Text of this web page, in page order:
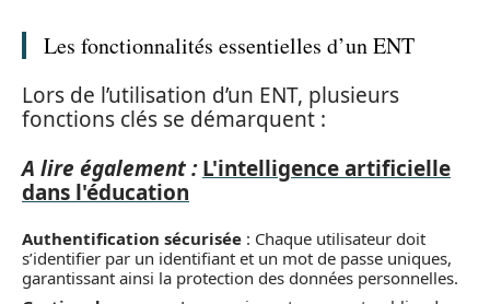
Les fonctionnalités essentielles d’un ENT
Lors de l’utilisation d’un ENT, plusieurs
fonctions clés se démarquent :
A lire également : L'intelligence artificielle
dans l'éducation
Authentification sécurisée : Chaque utilisateur doit
s’identifier par un identifiant et un mot de passe uniques,
garantissant ainsi la protection des données personnelles.